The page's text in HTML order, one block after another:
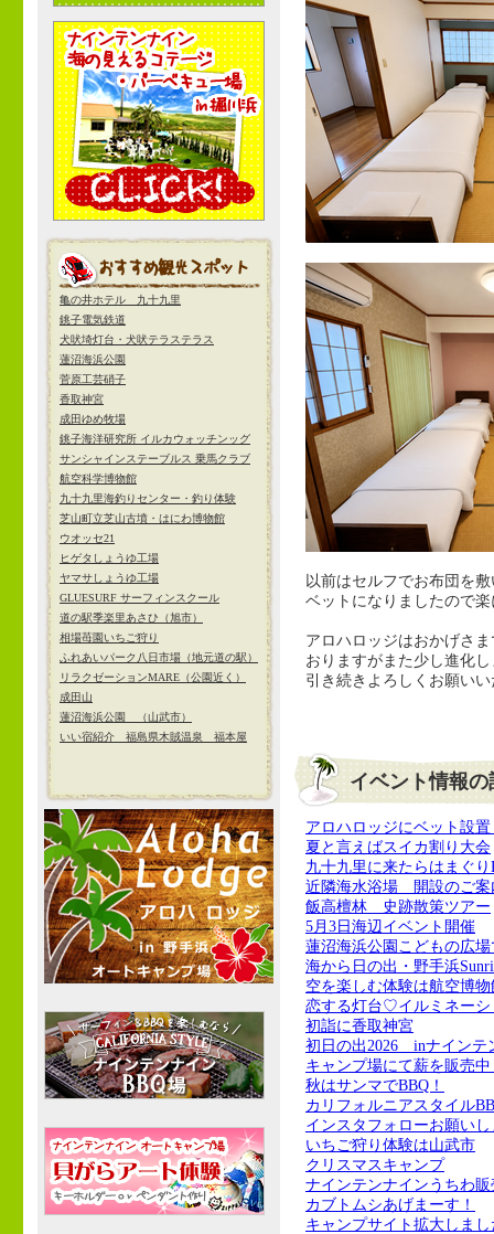
亀の井ホテル 九十九里
銚子電気鉄道
犬吠埼灯台・犬吠テラステラス
蓮沼海浜公園
菅原工芸硝子
香取神宮
成田ゆめ牧場
銚子海洋研究所 イルカウォッチンッグ
サンシャインステーブルス 乗馬クラブ
航空科学博物館
九十九里海釣りセンター・釣り体験
芝山町立芝山古墳・はにわ博物館
ウオッセ21
ヒゲタしょうゆ工場
ヤマサしょうゆ工場
GLUESURF サーフィンスクール
道の駅季楽里あさひ（旭市）
相場苺園いちご狩り
ふれあいパーク八日市場（地元道の駅）
リラクゼーションMARE（公園近く）
成田山
蓮沼海浜公園 （山武市）
いい宿紹介 福島県木賊温泉 福本屋
以前はセルフでお布団を
ベットになりましたので
アロハロッジはおかげさ
おりますがまた少し進化
引き続きよろしくお願い
イベント情報
アロハロッジにベット設
夏と言えばスイカ割り大会
九十九里に来たらはまぐり
近隣海水浴場 開設のご案
飯高檀林 史跡散策ツアー
5月3日海辺イベント開催
蓮沼海浜公園こどもの広
海から日の出・野手浜
空を楽しむ体験は航空博
恋する灯台♡イルミネーシ
初詣に香取神宮
初日の出2026 inナインテ
キャンプ場にて薪を販売中
秋はサンマでBBQ！
カリフォルニアスタイル
インスタフォローお願い
いちご狩り体験は山武市
クリスマスキャンプ
ナインテンナインうちわ
カブトムシあげまーす！
キャンプサイト拡大しまし